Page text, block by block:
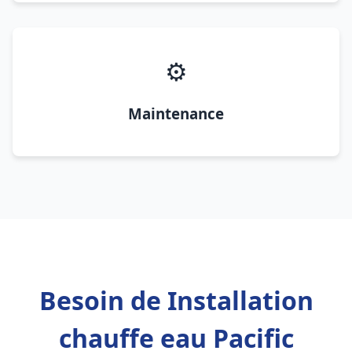
⚙️
Maintenance
Besoin de Installation
chauffe eau Pacific